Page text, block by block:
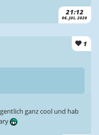
21:12
06. JUL. 2020
1
ganz cool und hab